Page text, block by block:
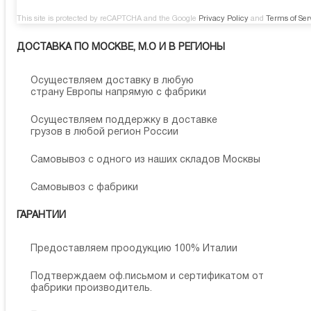
This site is protected by reCAPTCHA and the Google Privacy Policy and Terms of
ДОСТАВКА ПО МОСКВЕ, М.О И В РЕГИОНЫ
Осуществляем доставку в любую
страну Европы напрямую с фабрики
Осуществляем поддержку в доставке
грузов в любой регион России
Самовывоз с одного из наших складов Москвы
Самовывоз с фабрики
ГАРАНТИИ
Предоставляем проодукцию 100% Италии
Подтверждаем оф.письмом и сертификатом от
фабрики производитель.